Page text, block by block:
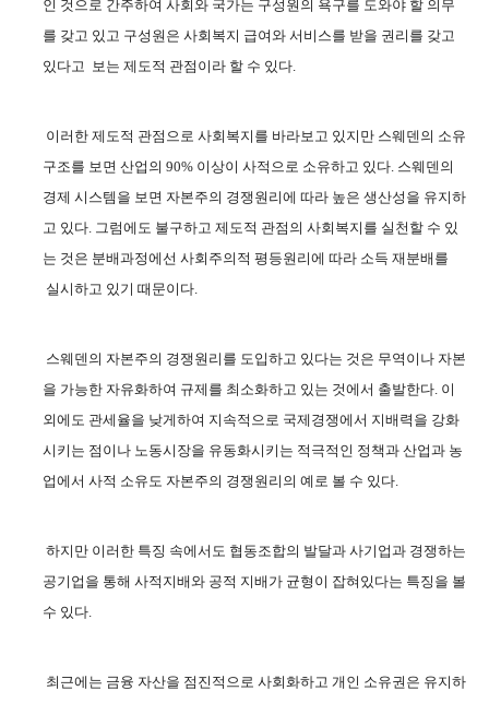
인 것으로 간주하여 사회와 국가는 구성원의 욕구를 도와야 할 의무
를 갖고 있고 구성원은 사회복지 급여와 서비스를 받을 권리를 갖고
있다고 보는 제도적 관점이라 할 수 있다.
이러한 제도적 관점으로 사회복지를 바라보고 있지만 스웨덴의 소유
구조를 보면 산업의 90% 이상이 사적으로 소유하고 있다. 스웨덴의
경제 시스템을 보면 자본주의 경쟁원리에 따라 높은 생산성을 유지하
고 있다. 그럼에도 불구하고 제도적 관점의 사회복지를 실천할 수 있
는 것은 분배과정에선 사회주의적 평등원리에 따라 소득 재분배를
실시하고 있기 때문이다.
스웨덴의 자본주의 경쟁원리를 도입하고 있다는 것은 무역이나 자본
을 가능한 자유화하여 규제를 최소화하고 있는 것에서 출발한다. 이
외에도 관세율을 낮게하여 지속적으로 국제경쟁에서 지배력을 강화
시키는 점이나 노동시장을 유동화시키는 적극적인 정책과 산업과 농
업에서 사적 소유도 자본주의 경쟁원리의 예로 볼 수 있다.
하지만 이러한 특징 속에서도 협동조합의 발달과 사기업과 경쟁하는
공기업을 통해 사적지배와 공적 지배가 균형이 잡혀있다는 특징을 볼
수 있다.
최근에는 금융 자산을 점진적으로 사회화하고 개인 소유권은 유지하